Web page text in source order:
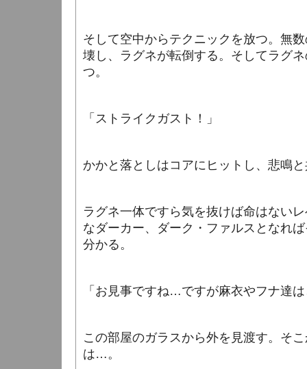
そして空中からテクニックを放つ。無
壊し、ラグネが転倒する。そしてラグ
つ。
「ストライクガスト！」
かかと落としはコアにヒットし、悲鳴
ラグネ一体ですら気を抜けば命はない
なダーカー、ダーク・ファルスとなれ
分かる。
「お見事ですね…ですが麻衣やフナ達
この部屋のガラスから外を見渡す。そ
は…。